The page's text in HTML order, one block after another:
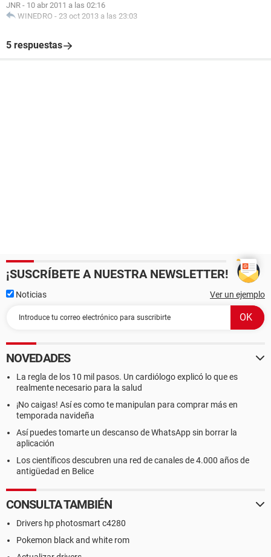
JNR - 10 abr 2011 a las 02:16
WINEDRO - 23 oct 2013 a las 23:03
5 respuestas
¡SUSCRÍBETE A NUESTRA NEWSLETTER!
Noticias Ver un ejemplo
NOVEDADES
La regla de los 10 mil pasos. Un cardiólogo explicó lo que es
realmente necesario para la salud
¡No caigas! Así es como te manipulan para comprar más en
temporada navideña
Así puedes tomarte un descanso de WhatsApp sin borrar la
aplicación
Los científicos descubren una red de canales de 4.000 años de
antigüedad en Belice
CONSULTA TAMBIÉN
Drivers hp photosmart c4280
Pokemon black and white rom